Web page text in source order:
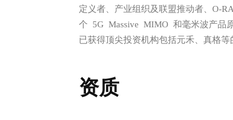
定义者、产业组织及联盟推动者、O-
个 5G Massive MIMO 和毫米波产品
已获得顶尖投资机构包括元禾、真格等
资质